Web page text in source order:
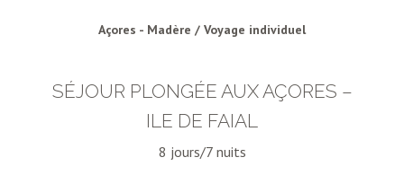
Açores - Madère / Voyage individuel
SÉJOUR PLONGÉE AUX AÇORES –
ILE DE FAIAL
8 jours/7 nuits